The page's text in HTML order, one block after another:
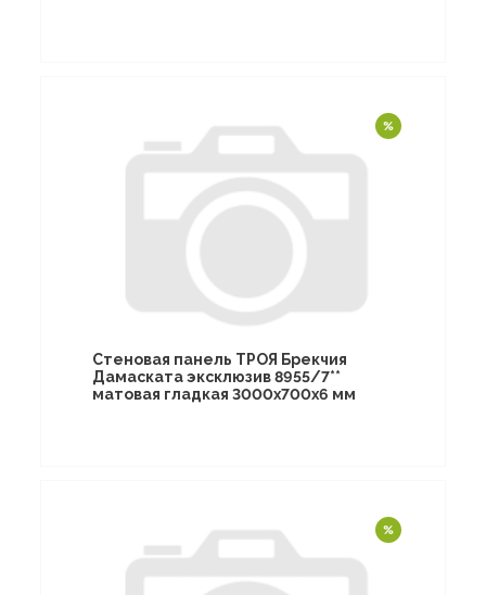
Стеновая панель ТРОЯ Брекчия
Дамаската эксклюзив 8955/7**
матовая гладкая 3000х700х6 мм